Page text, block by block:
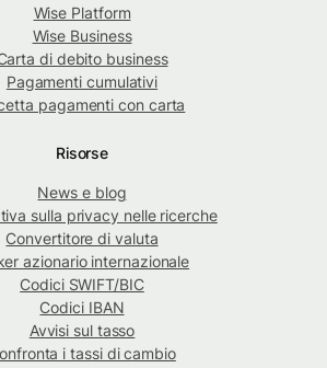
Wise Platform
Wise Business
di debito business
Pagamenti cumulativi
pagamenti con carta
Risorse
News e blog
sulla privacy nelle ricerche
Convertitore di valuta
azionario internazionale
Codici SWIFT/BIC
Codici IBAN
Avvisi sul tasso
i tassi di cambio